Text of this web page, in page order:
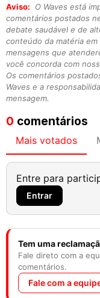
Aviso:
O Waves está
comentários postados
debate saudável e de
conteúdo da matéria
mensagens que
você concorda com
Os comentários
Waves e a
mensagem.
0 comentários
Mais votados
Entre para
Entrar
Tem uma
Fale direto com a
comentários.
Fale com a